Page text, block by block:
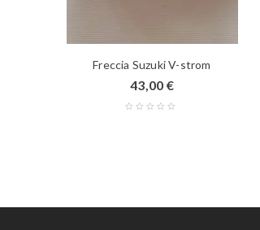
Freccia Suzuki V-strom
43,00 €